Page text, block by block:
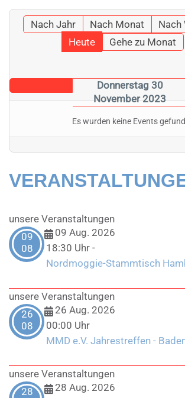
Nach Jahr Nach Monat
Nach
Heute
Gehe zu Monat
Donnerstag 30
November 2023
Es wurden keine Events
unsere Veranstaltungen
09
08
09 Aug. 2026
18:30 Uhr -
Nordmoggie-Stammtisch
unsere Veranstaltungen
26
08
26 Aug. 2026
00:00 Uhr
MMD e.V. Jahrestreffen -
unsere Veranstaltungen
28
28 Aug. 2026